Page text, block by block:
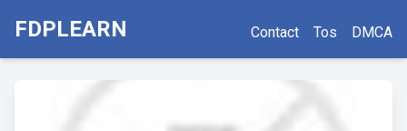
FDPLEARN Contact Tos DMCA